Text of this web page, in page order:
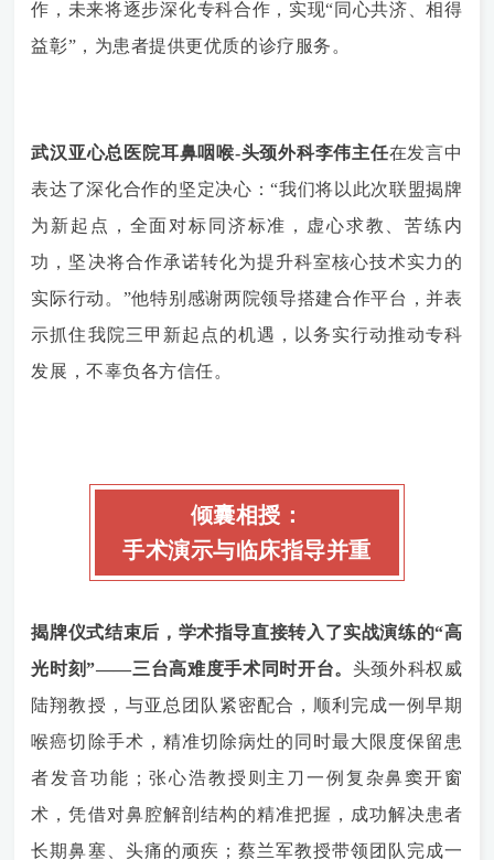
作，未来将逐步深化专科合作，实现“同心共济、相得
益彰”，为患者提供更优质的诊疗服务。
武汉亚心总医院耳鼻咽喉-头颈外科李伟主任在发言中
表达了深化合作的坚定决心：“我们将以此次联盟揭牌
为新起点，全面对标同济标准，虚心求教、苦练内
功，坚决将合作承诺转化为提升科室核心技术实力的
实际行动。”他特别感谢两院领导搭建合作平台，并表
示抓住我院三甲新起点的机遇，以务实行动推动专科
发展，不辜负各方信任。
倾囊相授：
手术演示与临床指导并重
揭牌仪式结束后，学术指导直接转入了实战演练的“高
光时刻”——三台高难度手术同时开台。 头颈外科权威
陆翔教授，与亚总团队紧密配合，顺利完成一例早期
喉癌切除手术，精准切除病灶的同时最大限度保留患
者发音功能；张心浩教授则主刀一例复杂鼻窦开窗
术，凭借对鼻腔解剖结构的精准把握，成功解决患者
长期鼻塞、头痛的顽疾；蔡兰军教授带领团队完成一